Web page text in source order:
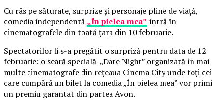
Cu râs pe săturate, surprize și personaje pline de viață,
comedia independentă „În pielea mea” intră în
cinematografele din toată țara din 10 februarie.
Spectatorilor li s-a pregătit o surpriză pentru data de 12
februarie: o seară specială „Date Night” organizată în mai
multe cinematografe din rețeaua Cinema City unde toți cei
care cumpără un bilet la comedia „În pielea mea” vor primi
un premiu garantat din partea Avon.